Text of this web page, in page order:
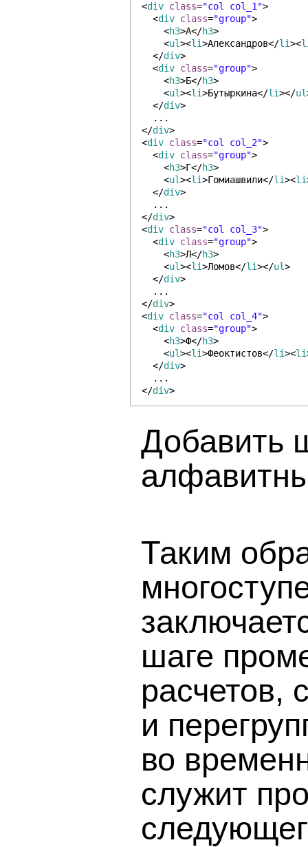
<div class="col col_1">
<div class="group">
<h3>А</h3>
<ul><li>Александров</li><
</div>
<div class="group">
<h3>Б</h3>
<ul><li>Бутыркина</li></ul
</div>
...
</div>
<div class="col col_2">
<div class="group">
<h3>Г</h3>
<ul><li>Гомиашвили</li><li
</div>
...
</div>
<div class="col col_3">
<div class="group">
<h3>Л</h3>
<ul><li>Ломов</li></ul>
</div>
...
</div>
<div class="col col_4">
<div class="group">
<h3>Ф</h3>
<ul><li>Феоктистов</li><li
</div>
...
</div>
Добавить
Таким
шаге
расчетов,
и
во
служит